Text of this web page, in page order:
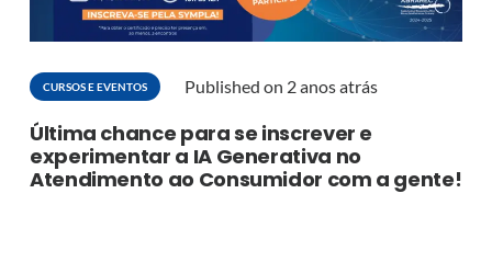
CURSOS E EVENTOS Published on 2 anos atrás
Última chance para se inscrever e
experimentar a IA Generativa no
Atendimento ao Consumidor com a gente!